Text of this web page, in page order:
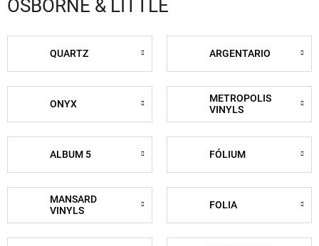
OSBORNE & LITTLE
QUARTZ ARGENTARIO
ONYX
METROPOLIS
VINYLS
ALBUM 5 FÓLIUM
MANSARD
VINYLS
FOLIA